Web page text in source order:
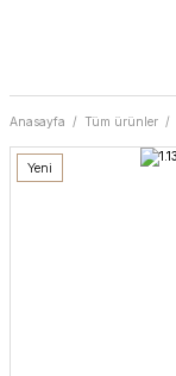
Anasayfa Tüm ürünler
Yeni